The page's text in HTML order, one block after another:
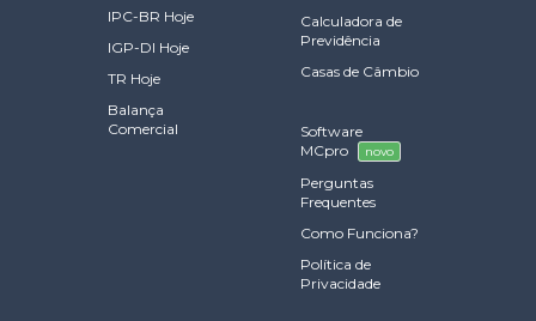
IPC-BR Hoje
IGP-DI Hoje
TR Hoje
Balança
Comercial
Calculadora de
Previdência
Casas de Câmbio
Software
MCpro
novo
Perguntas
Frequentes
Como Funciona?
Política de
Privacidade